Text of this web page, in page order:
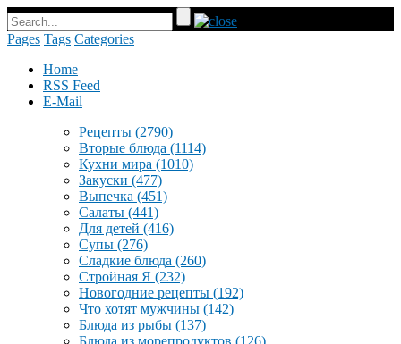
Pages Tags Categories
Home
RSS Feed
E-Mail
Рецепты (2790)
Вторые блюда (1114)
Кухни мира (1010)
Закуски (477)
Выпечка (451)
Салаты (441)
Для детей (416)
Супы (276)
Сладкие блюда (260)
Стройная Я (232)
Новогодние рецепты (192)
Что хотят мужчины (142)
Блюда из рыбы (137)
Блюда из морепродуктов (126)